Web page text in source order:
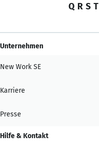
Q R S T
Unternehmen
New Work SE
Karriere
Presse
Hilfe & Kontakt